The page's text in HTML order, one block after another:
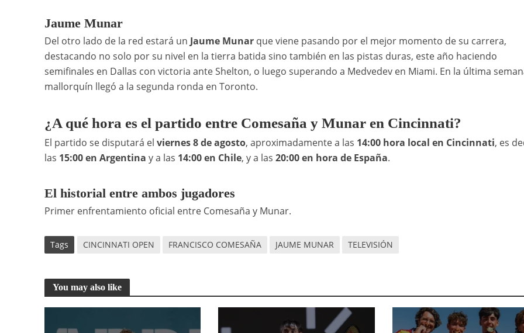
Jaume Munar
Del otro lado de la red estará un Jaume Munarque viene pasando por el mejor momento de su carrera,
destacando no solo por su nivel en la tierra batida sino también en las pistas duras, este año haciendo
semifinales en Dallas con victoria ante Shelton, o luego superando a Medvedev en Miami. En la última
mallorquín llegó a la segunda ronda en Toronto.
¿A qué hora es el partido entre Comesaña y Munar en Cincinnati?
El partido se disputará el viernes 8 de agosto, aproximadamente a las 14:00 hora local en Cincinnati, es
las 15:00 en Argentina y a las 14:00 en Chile, y a las 20:00 en hora de España.
El historial entre ambos jugadores
Primer enfrentamiento oficial entre Comesaña y Munar.
Tags CINCINNATI OPEN FRANCISCO COMESAÑA JAUME MUNAR TELEVISIÓN
You may also like